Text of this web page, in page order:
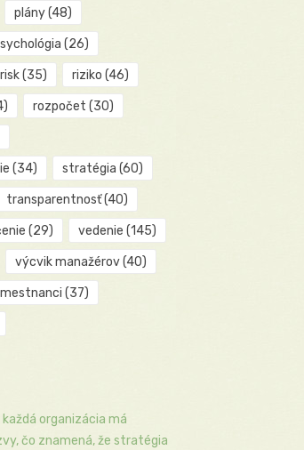
plány(48)
(26)
risk(35) riziko (46)
rozpočet (30)
(34) stratégia (60)
transparentnosť(40)
(29) vedenie (145)
výcvik manažérov(40)
(37)
každá organizácia má
čo znamená, že stratégia